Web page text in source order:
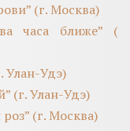
(г. Москва)
часа ближе” (
Улан-Удэ)
(г. Улан-Удэ)
(г. Москва)